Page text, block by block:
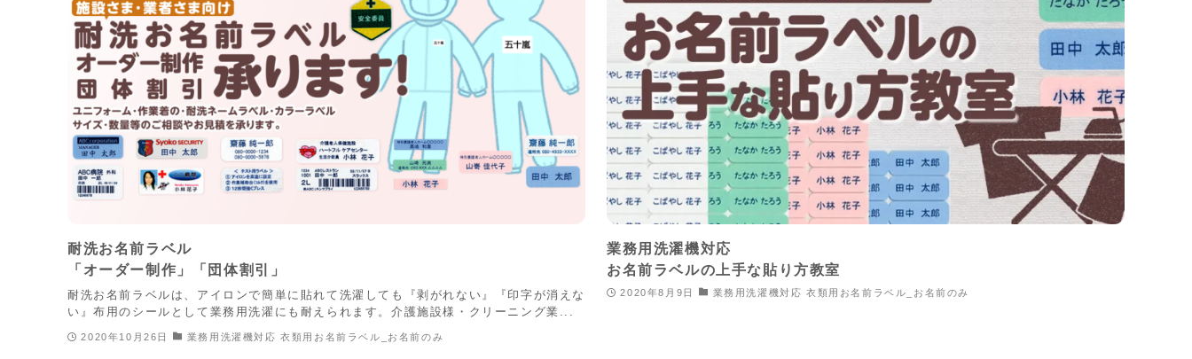
耐洗お名前ラベル
「オーダー制作」「団体割引」
耐洗お名前ラベルは、アイロンで簡単に貼れて洗濯しても『剥がれない』『印字が消えな
い』布用のシールとして業務用洗濯にも耐えられます。介護施設様・クリーニング業...
2020年10月26日 業務用洗濯機対応 衣類用お名前ラベル_お名前のみ
業務用洗濯機対応
お名前ラベルの上手な貼り方教室
2020年8月9日 業務用洗濯機対応 衣類用お名前ラベル_お名前のみ